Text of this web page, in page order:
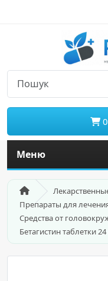
Меню
Препараты для
Средства от
Бетагистин таблетки